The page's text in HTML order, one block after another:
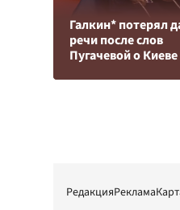
Галкин* потерял
речи после слов
Пугачевой о Киеве
РедакцияРеклама